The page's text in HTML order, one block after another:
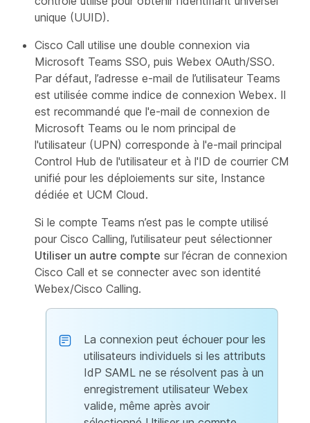
unique (UUID).
Cisco Call utilise une double connexion via
Microsoft Teams SSO, puis Webex OAuth/SSO.
Par défaut, l’adresse e-mail de l’utilisateur Teams
est utilisée comme indice de connexion Webex. Il
est recommandé que l'e-mail de connexion de
Microsoft Teams ou le nom principal de
l'utilisateur (UPN) corresponde à l'e-mail principal
Control Hub de l'utilisateur et à l'ID de courrier CM
unifié pour les déploiements sur site, Instance
dédiée et UCM Cloud.
Si le compte Teams n’est pas le compte utilisé
pour Cisco Calling, l’utilisateur peut sélectionner
Utiliser un autre compte sur l’écran de connexion
Cisco Call et se connecter avec son identité
Webex/Cisco Calling.
La connexion peut échouer pour les
utilisateurs individuels si les attributs
IdP SAML ne se résolvent pas à un
enregistrement utilisateur Webex
valide, même après avoir